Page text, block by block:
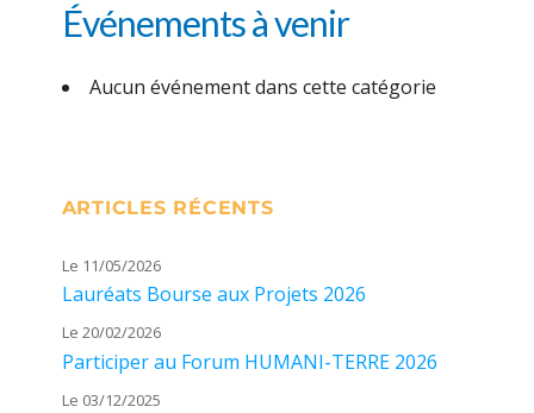
Événements à venir
Aucun événement dans cette catégorie
ARTICLES RÉCENTS
Le 11/05/2026
Lauréats Bourse aux Projets 2026
Le 20/02/2026
Participer au Forum HUMANI-TERRE 2026
Le 03/12/2025